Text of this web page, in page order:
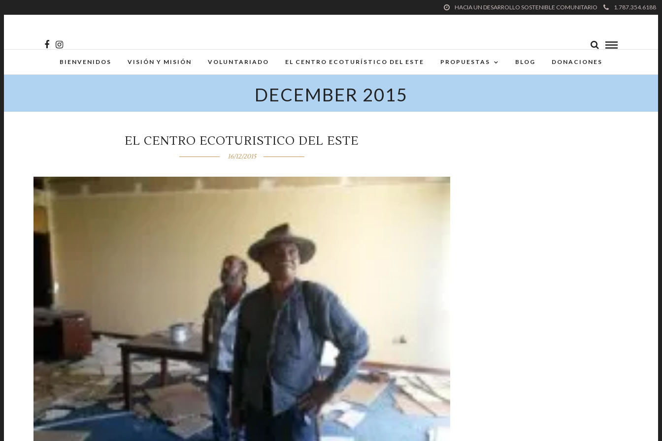
HACIA UN DESARROLLO SOSTENIBLE COMUNITARIO 1.787.354.6188
BIENVENIDOS VISIÓN Y MISIÓN VOLUNTARIADO EL CENTRO ECOTURÍSTICO DEL ESTE PROPUESTAS BLOG DONACIONES
DECEMBER 2015
EL CENTRO ECOTURISTICO DEL ESTE
16/12/2015